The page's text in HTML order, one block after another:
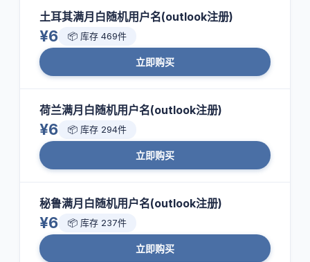
土耳其满月白随机用户名(outlook注册)
¥6 📦 库存 469件
立即购买
荷兰满月白随机用户名(outlook注册)
¥6 📦 库存 294件
立即购买
秘鲁满月白随机用户名(outlook注册)
¥6 📦 库存 237件
立即购买